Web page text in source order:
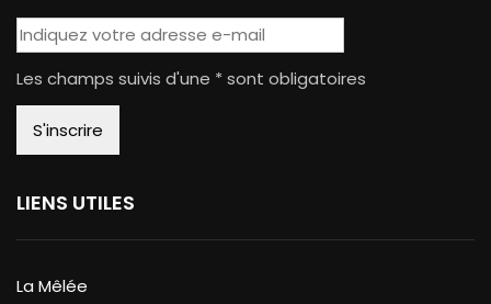
Les champs suivis d'une * sont obligatoires
LIENS UTILES
La Mêlée